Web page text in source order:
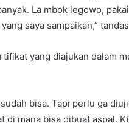
La mbok legowo,
saya sampaikan,”
yang diajukan dalam
bisa. Tapi perlu ga
mana bisa dibuat aspal.